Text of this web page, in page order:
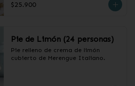
$25.900
Pie de Limón (24 personas)
Pie relleno de crema de limón
cubierto de Merengue Italiano.